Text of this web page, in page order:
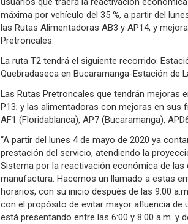
máxima por vehículo del 35 %, a partir del
las Rutas Alimentadoras AB3 y AP14, y
Pretroncales.
La ruta T2 tendrá el siguiente recorrido:
Quebradaseca en Bucaramanga-Estación de
Las Rutas Pretroncales que tendrán mejoras
P13; y las alimentadoras con mejoras en sus
AF1 (Floridablanca), AP7 (Bucaramanga),
“A partir del lunes 4 de mayo de 2020 ya
prestación del servicio, atendiendo la
Sistema por la reactivación económica de
manufactura. Hacemos un llamado a estas
horarios, con su inicio después de las 9:00
con el propósito de evitar mayor afluencia
está presentando entre las 6:00 y 8:00 a.m. y